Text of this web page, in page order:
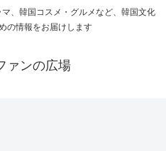
、韓国コスメ・グルメなど、韓国文化
の情報をお届けします
ァンの広場